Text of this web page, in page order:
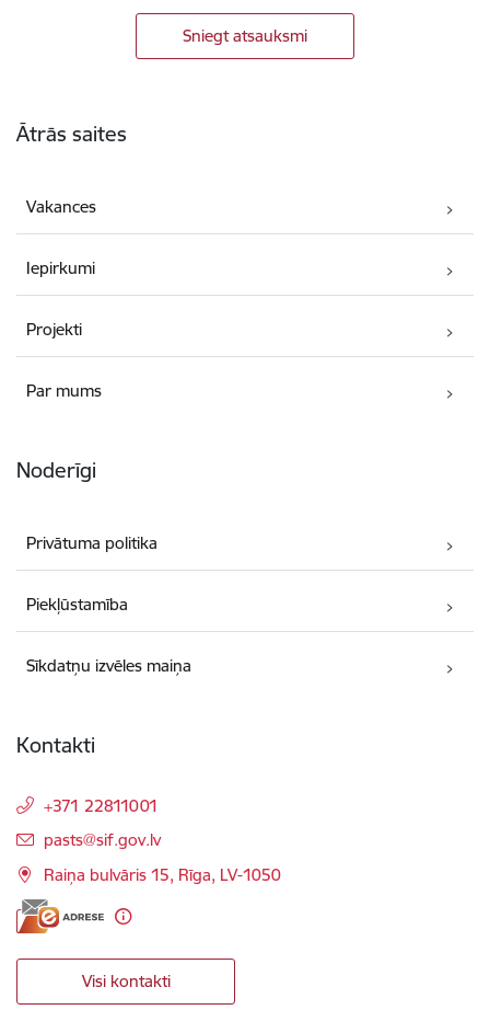
Sniegt atsauksmi
Ātrās saites
Vakances
Iepirkumi
Projekti
Par mums
Noderīgi
Privātuma politika
Piekļūstamība
Sīkdatņu izvēles maiņa
Kontakti
+371 22811001
E-pasts:
pasts@sif.gov.lv
Raiņa bulvāris 15, Rīga, LV-1050
Visi kontakti